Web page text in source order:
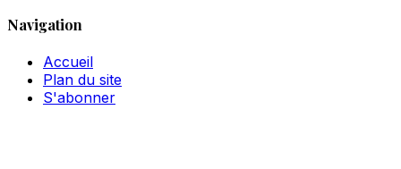
Navigation
Accueil
Plan du site
S'abonner